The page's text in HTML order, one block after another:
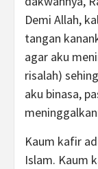
Demi Allah,
tangan
agar aku
risalah)
aku binasa,
Kaum kafir
Islam. Kaum